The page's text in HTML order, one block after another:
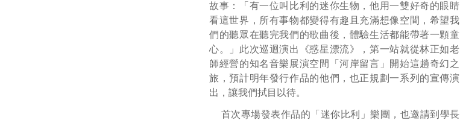
故事：「有一位叫比利的迷你生物，他用一雙好奇的眼睛
看這世界，所有事物都變得有趣且充滿想像空間，希望我
們的聽眾在聽完我們的歌曲後，體驗生活都能帶著一顆童
心。」此次巡迴演出《惑星漂流》，第一站就從林正如老
師經營的知名音樂展演空間「河岸留言」開始這趟奇幻之
旅，預計明年發行作品的他們，也正規劃一系列的宣傳演
出，讓我們拭目以待。
首次專場發表作品的「迷你比利」樂團，也邀請到學長